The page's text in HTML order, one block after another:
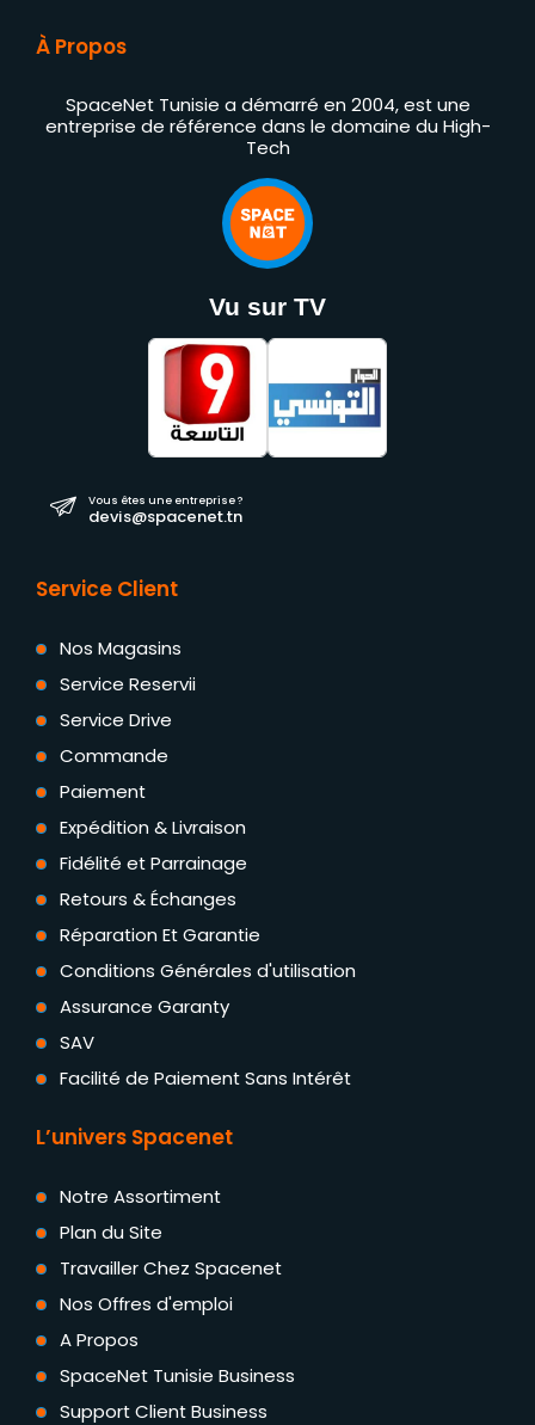
À Propos
SpaceNet Tunisie a démarré en 2004, est une
entreprise de référence dans le domaine du High-
Tech
Vu sur TV
Vous êtes une entreprise ?
devis@spacenet.tn
Service Client
Nos Magasins
Service Reservii
Service Drive
Commande
Paiement
Expédition & Livraison
Fidélité et Parrainage
Retours & Échanges
Réparation Et Garantie
Conditions Générales d'utilisation
Assurance Garanty
SAV
Facilité de Paiement Sans Intérêt
L’univers Spacenet
Notre Assortiment
Plan du Site
Travailler Chez Spacenet
Nos Offres d'emploi
A Propos
SpaceNet Tunisie Business
Support Client Business